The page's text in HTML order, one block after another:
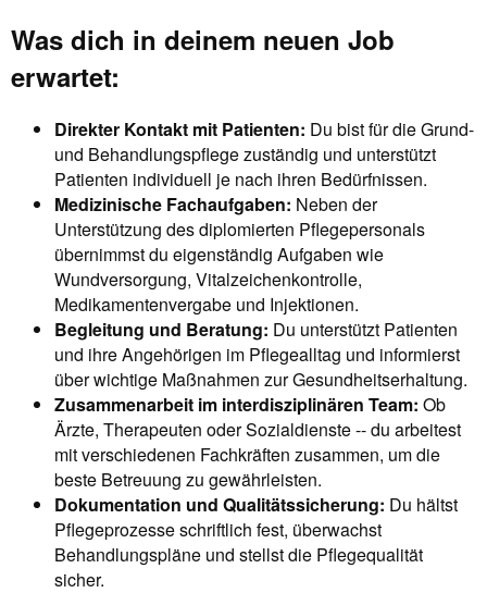
Was dich in deinem neuen Job
erwartet:
Direkter Kontakt mit Patienten: Du bist für die Grund-
und Behandlungspflege zuständig und unterstützt
Patienten individuell je nach ihren Bedürfnissen.
Medizinische Fachaufgaben: Neben der
Unterstützung des diplomierten Pflegepersonals
übernimmst du eigenständig Aufgaben wie
Wundversorgung, Vitalzeichenkontrolle,
Medikamentenvergabe und Injektionen.
Begleitung und Beratung: Du unterstützt Patienten
und ihre Angehörigen im Pflegealltag und informierst
über wichtige Maßnahmen zur Gesundheitserhaltung.
Zusammenarbeit im interdisziplinären Team: Ob
Ärzte, Therapeuten oder Sozialdienste -- du arbeitest
mit verschiedenen Fachkräften zusammen, um die
beste Betreuung zu gewährleisten.
Dokumentation und Qualitätssicherung: Du hältst
Pflegeprozesse schriftlich fest, überwachst
Behandlungspläne und stellst die Pflegequalität
sicher.